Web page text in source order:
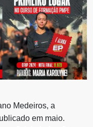
Medeiros, a
em maio.